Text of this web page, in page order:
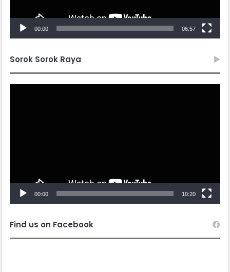
00:00 06:57
Sorok Sorok Raya
00:00 10:20
Find us on Facebook